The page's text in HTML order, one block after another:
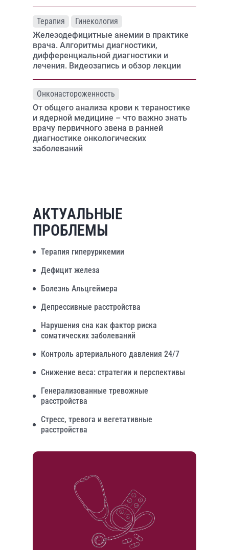
Терапия
Гинекология
Железодефицитные анемии в практике
врача. Алгоритмы диагностики,
дифференциальной диагностики и
лечения. Видеозапись и обзор лекции
Онконастороженность
От общего анализа крови к тераностике
и ядерной медицине – что важно знать
врачу первичного звена в ранней
диагностике онкологических
заболеваний
АКТУАЛЬНЫЕ
ПРОБЛЕМЫ
Терапия гиперурикемии
Дефицит железа
Болезнь Альцгеймера
Депрессивные расстройства
Нарушения сна как фактор риска
соматических заболеваний
Контроль артериального давления 24/7
Снижение веса: стратегии и перспективы
Генерализованные тревожные
расстройства
Стресс, тревога и вегетативные
расстройства